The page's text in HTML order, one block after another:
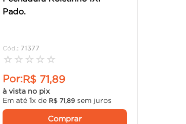
Pado.
: 71377
☆ ☆ ☆ ☆ ☆
Por:R$ 71,89
à vista no pix
Em até 1x de R$ 71, 89sem juros
Comprar